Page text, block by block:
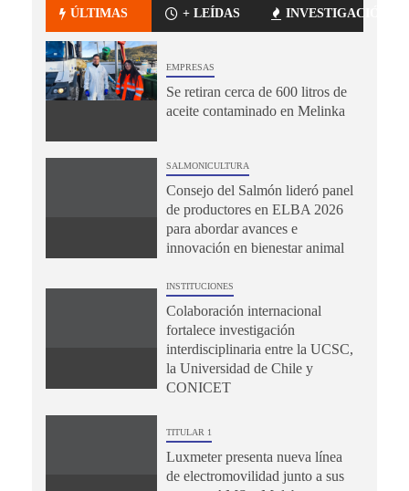
ÚLTIMAS + LEÍDAS INVESTIGACIÓN
EMPRESAS
Se retiran cerca de 600 litros de
aceite contaminado en Melinka
SALMONICULTURA
Consejo del Salmón lideró panel
de productores en ELBA 2026
para abordar avances e
innovación en bienestar animal
INSTITUCIONES
Colaboración internacional
fortalece investigación
interdisciplinaria entre la UCSC,
la Universidad de Chile y
CONICET
TITULAR 1
Luxmeter presenta nueva línea
de electromovilidad junto a sus